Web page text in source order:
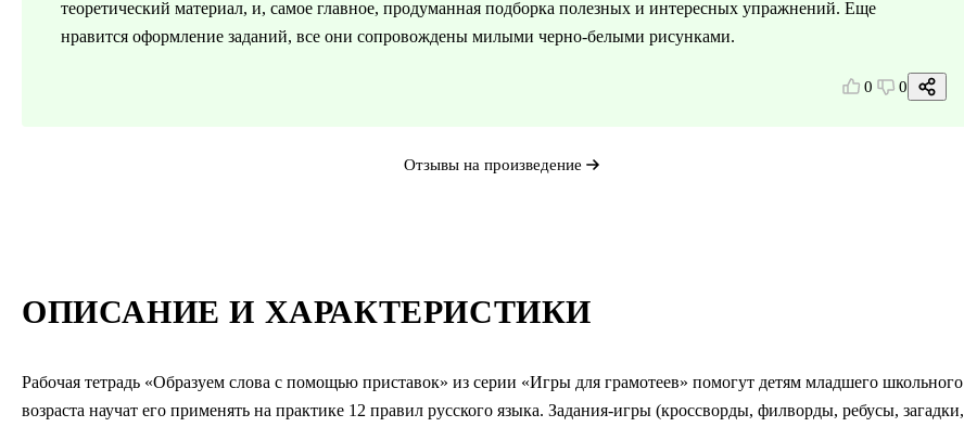
ОПИСАНИЕ И ХАРАКТЕРИСТИКИ
Рабочая тетрадь «Образуем слова с помощью приставок» из серии «Игры для грамотеев» помогут детям младшего школьного
возраста научат его применять на практике 12 правил русского языка. Задания-игры (кроссворды, филворды, ребусы, загадки,
теоретический материал, и, самое главное, продуманная подборка полезных и интересных упражнений. Еще
нравится оформление заданий, все они сопровождены милыми черно-белыми рисунками.
0 0
Отзывы на произведение